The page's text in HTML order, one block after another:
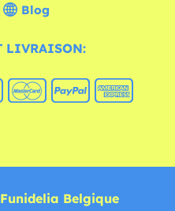
Blog
LIVRAISON:
Belgique